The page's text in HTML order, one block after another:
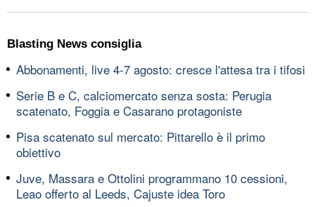
Blasting News consiglia
Abbonamenti, live 4-7 agosto: cresce l'attesa tra i tifosi
Serie B e C, calciomercato senza sosta: Perugia
scatenato, Foggia e Casarano protagoniste
Pisa scatenato sul mercato: Pittarello è il primo
obiettivo
Juve, Massara e Ottolini programmano 10 cessioni,
Leao offerto al Leeds, Cajuste idea Toro